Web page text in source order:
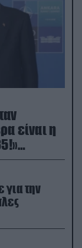
είναι η
για την